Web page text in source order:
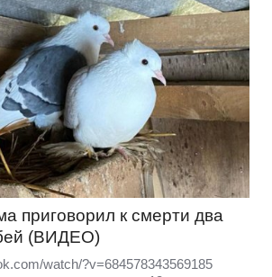
приговорил к смерти два
(ВИДЕО)
watch/?v=684578343569185